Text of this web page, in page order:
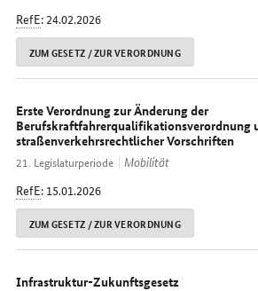
RefE: 24.02.2026
ZUM GESETZ / ZUR VERORDNUNG
Erste Verordnung zur Änderung der
Berufskraftfahrerqualifikationsverordnung
straßenverkehrsrechtlicher Vorschriften
21. Legislaturperiode
Mobilität
RefE: 15.01.2026
ZUM GESETZ / ZUR VERORDNUNG
Infrastruktur-Zukunftsgesetz